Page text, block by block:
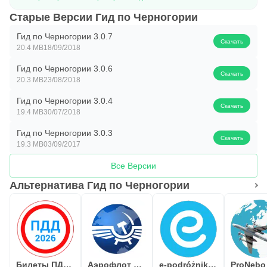
названию на любом из 3-ёх языков (рус., анг., серб.);
• Фильтр компаний по сфере деятельности;
• Поиск и бронирование автомобилей, мотоциклов или
велосипедов;
• Онлайн поиск и вызов такси по геопозиции или заказ
• Поиск и заказ групповых или индивидуальных
• Планировщик путешествия. Воспользуйтесь им,
чтобы не терять драгоценное время на отдыхе и
посмотреть как можно больше…
• Кафе и рестораны, пляжи и ночные клубы,
достопримечательности и памятники, национальные
заповедники и парки – посещайте и узнавайте каждый
день что-то новое!
• Добавляйте понравившееся место или событие в
Старые Версии Гид по Черногории
Гид по Черногории 3.0.7
20.4 MB18/09/2018
Скачать
Гид по Черногории 3.0.6
20.3 MB23/08/2018
Скачать
Гид по Черногории 3.0.4
19.4 MB30/07/2018
Скачать
Гид по Черногории 3.0.3
19.3 MB03/09/2017
Скачать
Все Версии
Альтернатива Гид по Черногории
Билеты ПДД 2026+Экзамен ПДД Аэрофлот – купить билеты на са e-podróżnik: bilety i rozkłady ProNebo